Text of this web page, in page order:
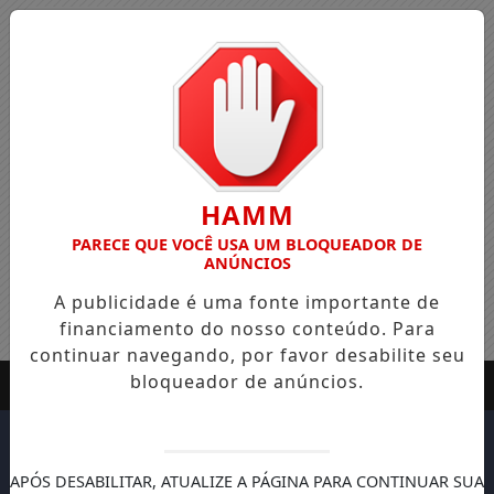
HAMM
PARECE QUE VOCÊ USA UM BLOQUEADOR DE
ANÚNCIOS
A publicidade é uma fonte importante de
financiamento do nosso conteúdo. Para
continuar navegando, por favor desabilite seu
bloqueador de anúncios.
APÓS DESABILITAR, ATUALIZE A PÁGINA PARA CONTINUAR SUA